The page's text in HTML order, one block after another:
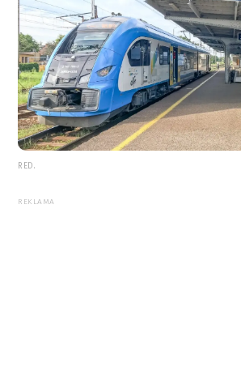
RED.
REKLAMA